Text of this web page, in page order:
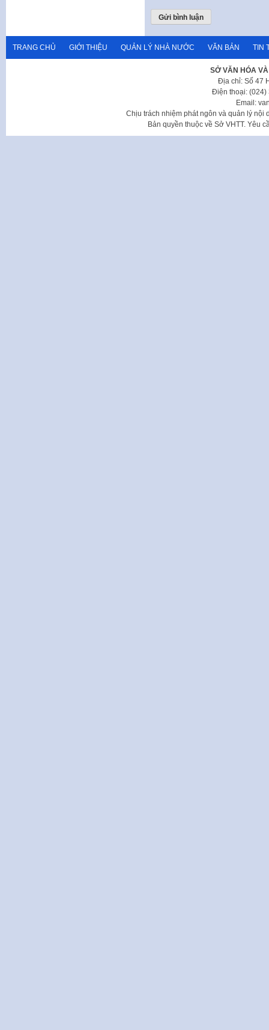
TRANG CHỦ GIỚI THIỆU QUẢN LÝ NHÀ NƯỚC VĂN BẢN TIN
SỞ VĂN HÓA
Địa chỉ: Số 47
Điện thoại: (024)
Email:
Chịu trách nhiệm phát ngôn và quản lý nội
Bản quyền thuộc về Sở VHTT. Yêu